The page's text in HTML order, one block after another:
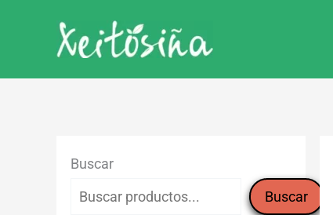
contenido
Buscar
Buscar